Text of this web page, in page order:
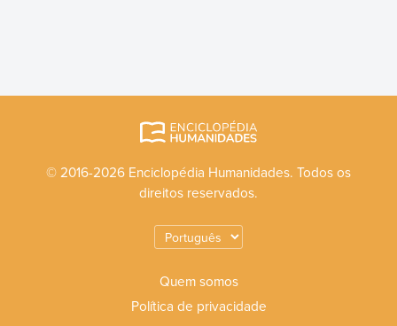
© 2016-2026 Enciclopédia Humanidades. Todos os
direitos reservados.
Quem somos
Política de privacidade